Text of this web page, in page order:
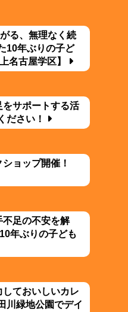
る、無理なく続
10年ぶりの子ど
名古屋学区】
をサポートする活
ださい！
ョップ開催！
足の不安を解
年ぶりの子ども
しておいしいカレ
川緑地公園でデイ